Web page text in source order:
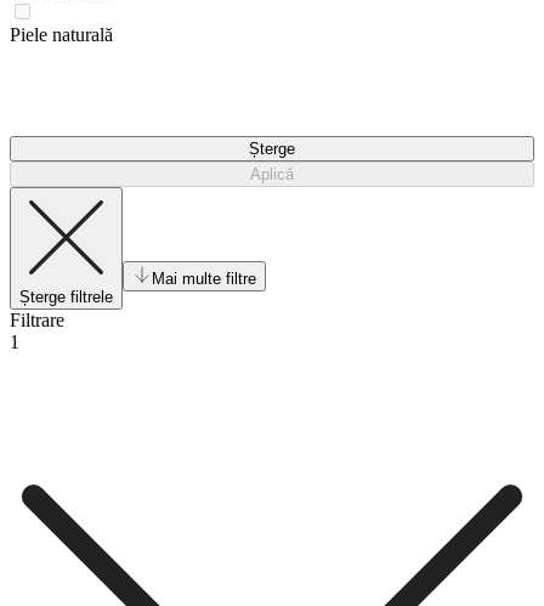
Piele naturală
Șterge
Aplică
Șterge filtrele
Mai multe filtre
Filtrare
1